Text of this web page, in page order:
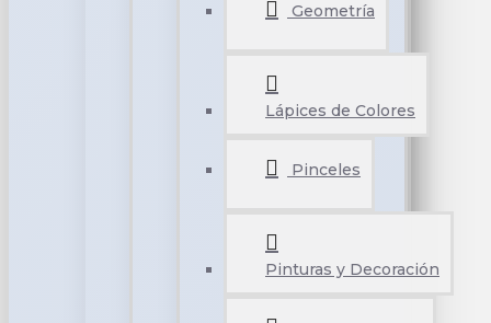
Geometría
Lápices de Colores
Pinceles
Pinturas y Decoración